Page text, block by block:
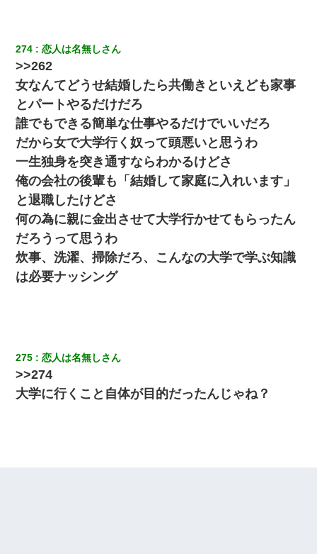
発見。しかも「ヒィ～」みたいな声も聞こえてきたので気になっ
て近寄ったら女の子がおっさんの下敷きになってた
【報告者がキチ】嫁「妊娠した」俺『それじゃあ皆に祝ってもら
おう』友人達を家に連れ帰ってホームパーティー→俺『皆に祝え
てもらえて良かったな！』→
スマホを与えられて、中学卒業する頃にはすっかり女叩きに洗脳
された弟が、大学進学のために一人暮らししたいと言い出した。
上司「何なの、この書類！！」私「あの‥」上司「今は私が話し
てるの！」私「ですから」上司「黙って聞きなさい！」私「それ
は」上司「言い訳しない！」→結果ｗｗｗｗｗ
旦那が長男のDNA鑑定をしたら血縁関係0%だった。旦那「やっぱ
りウワキしてたんだな…」長男「俺は誰の子供なの？」長女・次
男「ウワキ女！」
ずっとニートだと思ってた同居の義弟が投資で旦那より稼いでる
274 恋人は名無しさん
>>262
女なんてどうせ結婚したら共働きといえども家事
とパートやるだけだろ
誰でもできる簡単な仕事やるだけでいいだろ
だから女で大学行く奴って頭悪いと思うわ
一生独身を突き通すならわかるけどさ
俺の会社の後輩も「結婚して家庭に入れいます」
と退職したけどさ
何の為に親に金出させて大学行かせてもらったん
だろうって思うわ
炊事、洗濯、掃除だろ、こんなの大学で学ぶ知識
は必要ナッシング
275 恋人は名無しさん
>>274
大学に行くこと自体が目的だったんじゃね？